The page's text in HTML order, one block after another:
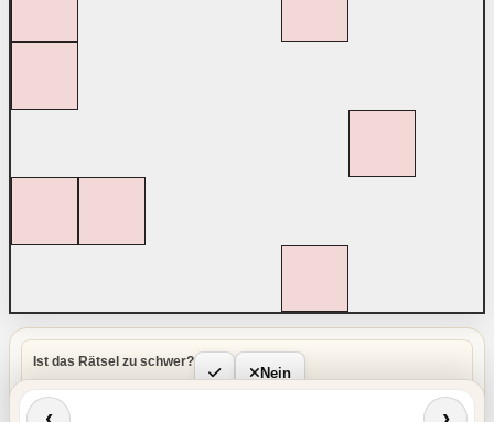
Ist das Rätsel zu schwer?
Nein